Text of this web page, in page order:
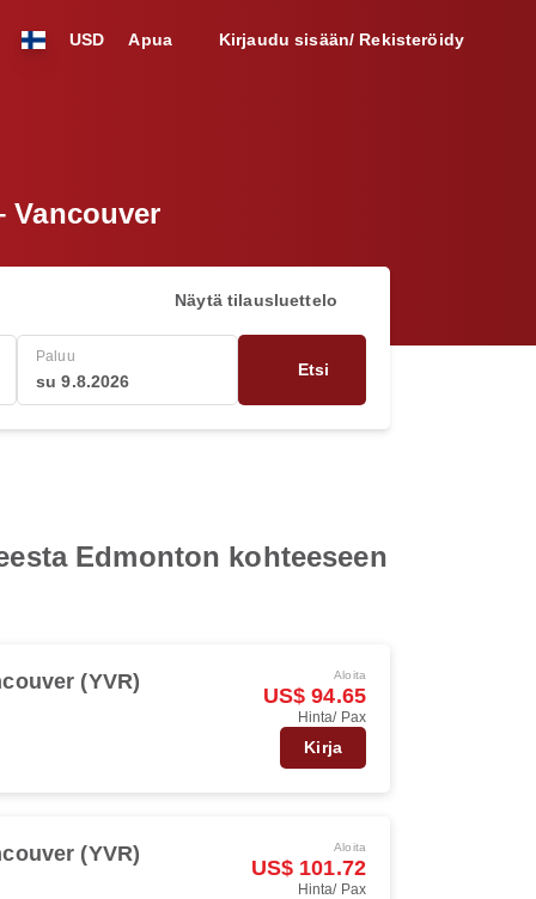
USD Apua Kirjaudu sisään/ Rekisteröidy
Vancouver
Näytä tilausluettelo
Paluu
su 9.8.2026
Etsi
Edmonton kohteeseen
(YVR) Aloita
US$ 94.65
Hinta/ Pax
Kirja
(YVR) Aloita
US$ 101.72
Hinta/ Pax